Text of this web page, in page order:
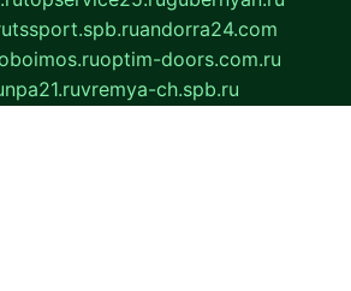
tssport.spb.ruandorra24.com
optim-doors.com.ru
npa21.ruvremya-ch.spb.ru